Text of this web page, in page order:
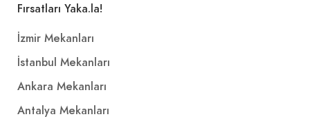
Fırsatları Yaka.la!
İzmir Mekanları
İstanbul Mekanları
Ankara Mekanları
Antalya Mekanları